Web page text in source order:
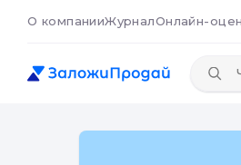
О компанииЖурналОнлайн-